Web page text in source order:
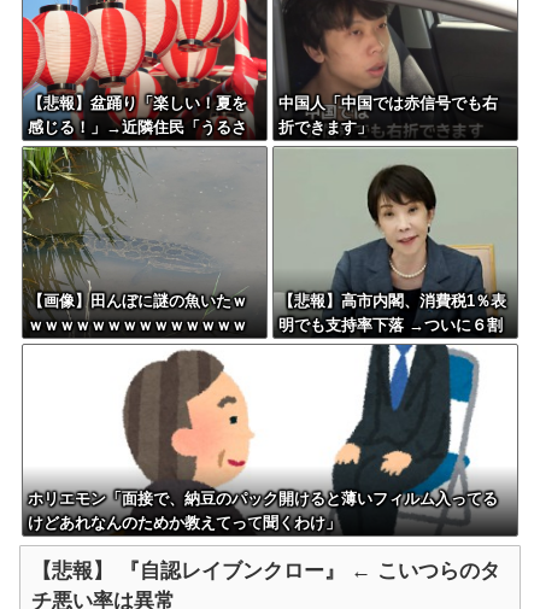
【悲報】盆踊り「楽しい！夏を
感じる！」→近隣住民「うるさ
い」→開催場所半減
中国人「中国では赤信号でも右
折できます」
【画像】田んぼに謎の魚いたｗ
ｗｗｗｗｗｗｗｗｗｗｗｗｗｗ
ｗｗｗｗｗｗｗ
【悲報】高市内閣、消費税1％表
明でも支持率下落 →ついに６割
割れ
ホリエモン「面接で、納豆のパック開けると薄いフィルム入ってる
けどあれなんのためか教えてって聞くわけ」
【悲報】 『自認レイブンクロー』 ← こいつらのタ
チ悪い率は異常